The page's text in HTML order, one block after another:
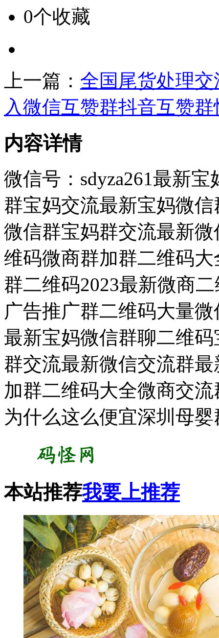
0个收藏
上一篇： 全国尾货处理交
入微信互赞群抖音互赞
内容详情
微信号：sdyza261最新
群宝妈交流最新宝妈微
微信群宝妈群交流最新
维码微商群加群二维码
群二维码2023最新微商
广告推广群二维码大量
最新宝妈微信群聊二维
群交流最新微信交流群
加群二维码大全微商交
为什么这么便宜深圳母
本站推荐我要上推荐